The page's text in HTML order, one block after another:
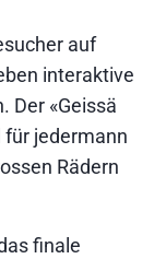
auf
interaktive
Der «Geissä
für jedermann
Rädern
finale